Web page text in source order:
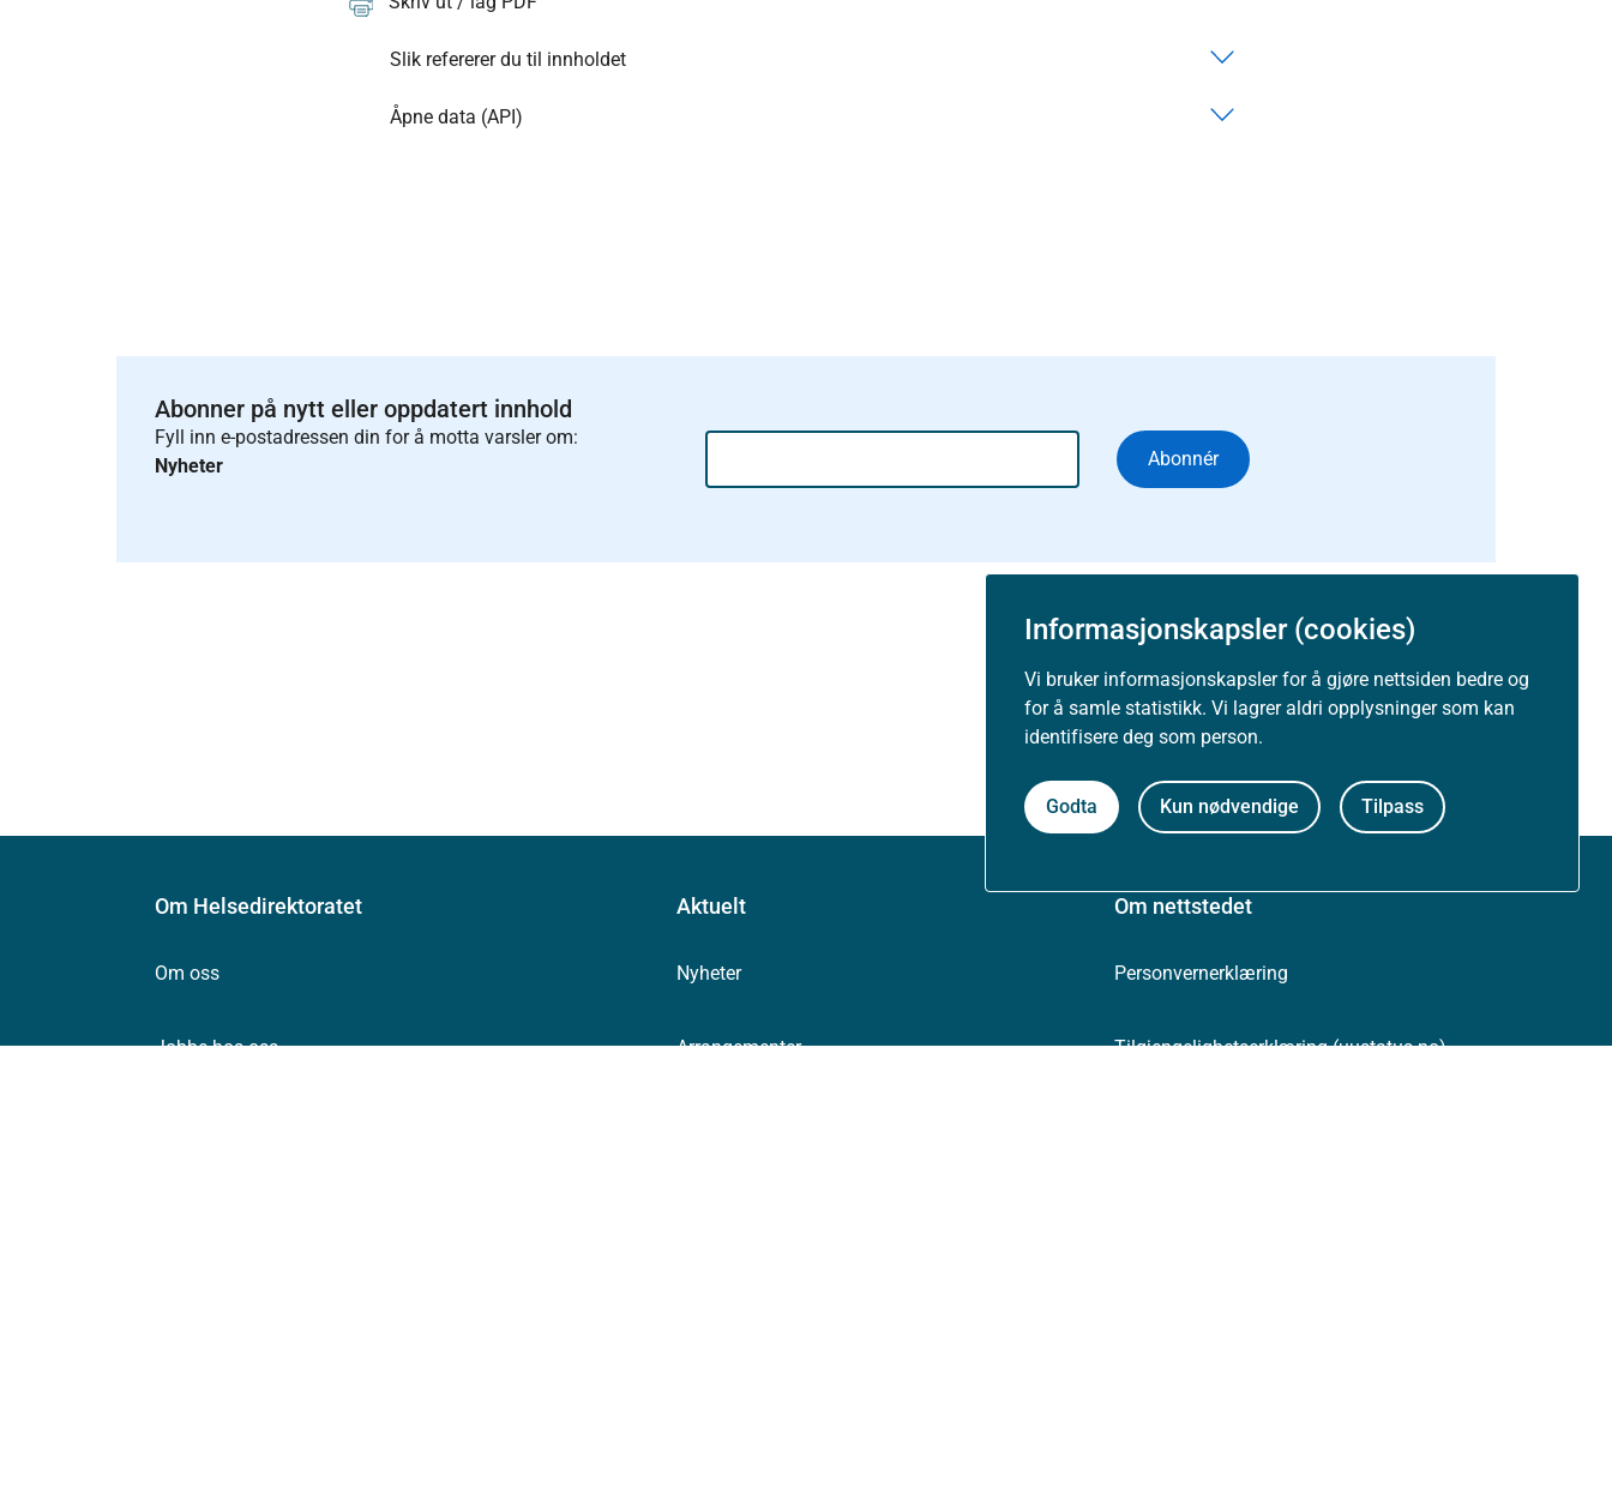
Informasjonskapsler (cookies)
Vi bruker informasjonskapsler for å gjøre nettsiden bedre og
for å samle statistikk. Vi lagrer aldri opplysninger som kan
identifisere deg som person.
Godta Kun nødvendige Tilpass
Slik refererer du til innholdet
Åpne data (API)
Abonner på nytt eller oppdatert innhold
Fyll inn e-postadressen din for å motta varsler om:
Nyheter
Abonnér
Om Helsedirektoratet
Om oss
Jobbe hos oss
Aktuelt
Nyheter
Arrangementer
Om nettstedet
Personvernerklæring
Tilgjengelighetserklæring (uustatus.no)